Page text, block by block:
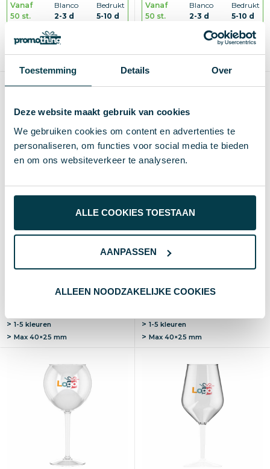
Toestemming Details Over
Deze website maakt gebruik van cookies
We gebruiken cookies om content en advertenties te
personaliseren, om functies voor social media te bieden
en om ons websiteverkeer te analyseren.
ALLE COOKIES TOESTAAN
AANPASSEN
ALLEEN NOODZAKELIJKE COOKIES
Vanaf
50 st.
Blanco
2-3 d
Bedrukt
5-10 d
Blanco, bedrukken of graveren
Vanaf
50 st.
Blanco
2-3 d
Bedrukt
5-10 d
Blanco, bedrukken of graveren
Kunststof wijnglas Abigail |
2-3 d
5-10 d
1-5 kleuren
Max 40×25 mm
Plastic speciaal bierglas
Op voet
25 st.
2-3 d
1-5 kleuren
Max 40×25 mm